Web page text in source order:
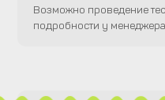
Возможно проведение
подробности у